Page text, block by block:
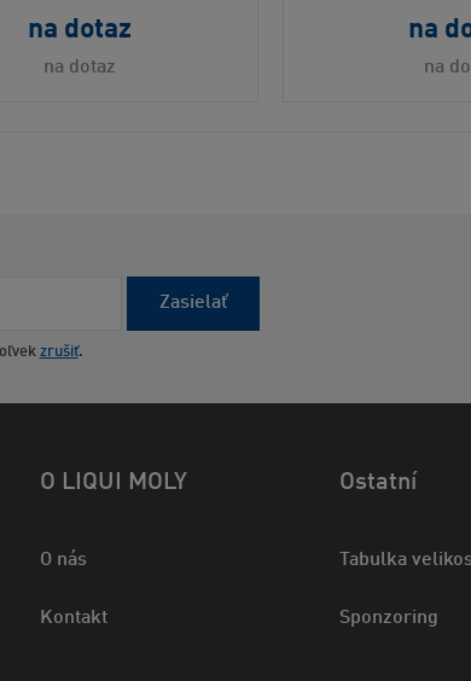
na dotaz
na dotaz
na
na
Zasielať
zrušiť.
O LIQUI MOLY
O nás
Kontakt
Ostatní
Tabulka
Sponzoring